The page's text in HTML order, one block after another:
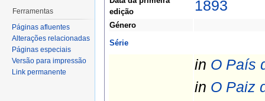
edição
1893
Género
Série
in O País
in O Paiz
Ferramentas
Páginas afluentes
Alterações relacionadas
Páginas especiais
Versão para impressão
Link permanente